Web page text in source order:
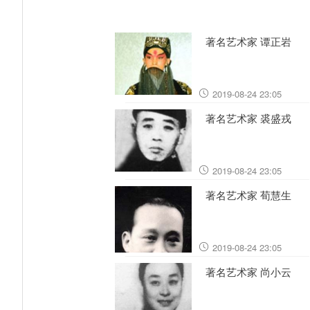
著名艺术家 谭正岩
2019-08-24 23:05
著名艺术家 裘盛戎
2019-08-24 23:05
著名艺术家 荀慧生
2019-08-24 23:05
著名艺术家 尚小云